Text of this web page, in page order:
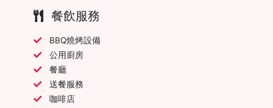
餐飲服務
BBQ燒烤設備
公用廚房
餐廳
送餐服務
咖啡店